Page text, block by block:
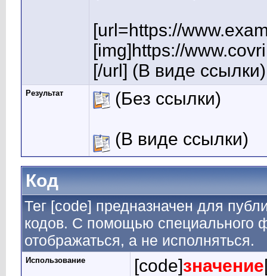
[url=https://
[img]https://
[/url] (В виде ссылки)
Результат (Без ссылки)
(В виде ссылки)
Код
Тег [code] предназначен для
кодов. С помощью специального
отображаться, а не исполняться.
Использование [code]значение